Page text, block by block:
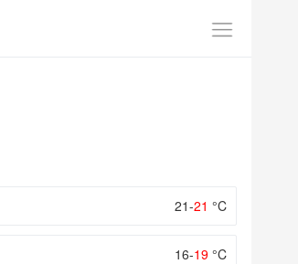
21-21 °C
16-19 °C